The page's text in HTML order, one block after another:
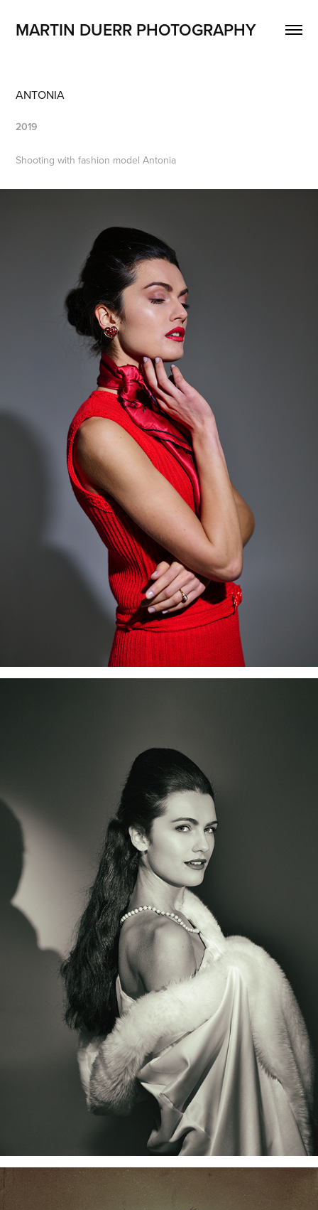
MARTIN DUERR PHOTOGRAPHY
ANTONIA
2019
Shooting with fashion model Antonia